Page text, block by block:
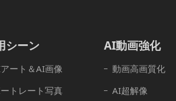
シーン
ート＆AI画像
トレート写真
AI動画強化
動画高画質化
AI超解像